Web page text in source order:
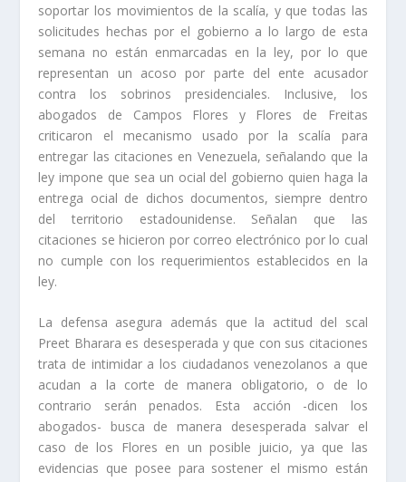
soportar los movimientos de la fiscalía, y que todas las
solicitudes hechas por el gobierno a lo largo de esta
semana no están enmarcadas en la ley, por lo que
representan un acoso por parte del ente acusador
contra los sobrinos presidenciales. Inclusive, los
abogados de Campos Flores y Flores de Freitas
criticaron el mecanismo usado por la fiscalía para
entregar las citaciones en Venezuela, señalando que la
ley impone que sea un oficial del gobierno quien haga la
entrega oficial de dichos documentos, siempre dentro
del territorio estadounidense. Señalan que las
citaciones se hicieron por correo electrónico por lo cual
no cumple con los requerimientos establecidos en la
ley.
La defensa asegura además que la actitud del fiscal
Preet Bharara es desesperada y que con sus citaciones
trata de intimidar a los ciudadanos venezolanos a que
acudan a la corte de manera obligatorio, o de lo
contrario serán penados. Esta acción -dicen los
abogados- busca de manera desesperada salvar el
caso de los Flores en un posible juicio, ya que las
evidencias que posee para sostener el mismo están